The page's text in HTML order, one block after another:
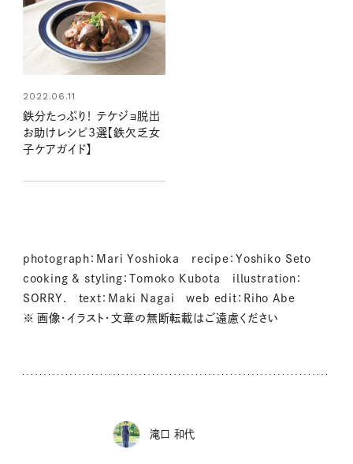
2022.06.11
鉄分たっぷり！ テケジョ脱出
お助けレシピ3選【鉄欠乏女
子ケアガイド】
photograph：Mari Yoshioka recipe：Yoshiko Seto
cooking & styling：Tomoko Kubota illustration：
SORRY. text：Maki Nagai web edit：Riho Abe
※ 画像・イラスト・文章の無断転載はご遠慮ください
滝口 和代